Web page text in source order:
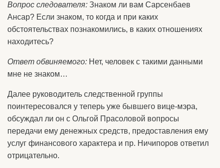
Вопрос следователя: Знаком ли вам Сарсенбаев
Ансар? Если знаком, то когда и при каких
обстоятельствах познакомились, в каких отношениях
находитесь?
Ответ обвиняемого: Нет, человек с такими данными
мне не знаком…
Далее руководитель следственной группы
поинтересовался у теперь уже бывшего вице-мэра,
обсуждал ли он с Ольгой Прасоловой вопросы
передачи ему денежных средств, предоставления ему
услуг финансового характера и пр. Ничипоров ответил
отрицательно.